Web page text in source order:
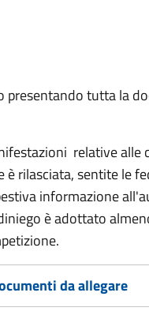
presentando tutta la
relative alle
rilasciata, sentite le
informazione
è adottato
da allegare